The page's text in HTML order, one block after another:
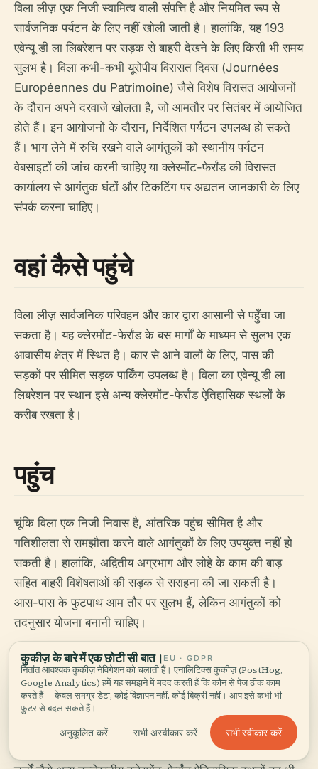
विला लीज़ एक निजी स्वामित्व वाली संपत्ति है और नियमित रूप से
सार्वजनिक पर्यटन के लिए नहीं खोली जाती है। हालांकि, यह 193
एवेन्यू डी ला लिबरेशन पर सड़क से बाहरी देखने के लिए किसी भी समय
सुलभ है। विला कभी-कभी यूरोपीय विरासत दिवस (Journées
Européennes du Patrimoine) जैसे विशेष विरासत आयोजनों
के दौरान अपने दरवाजे खोलता है, जो आमतौर पर सितंबर में आयोजित
होते हैं। इन आयोजनों के दौरान, निर्देशित पर्यटन उपलब्ध हो सकते
हैं। भाग लेने में रुचि रखने वाले आगंतुकों को स्थानीय पर्यटन
वेबसाइटों की जांच करनी चाहिए या क्लेरमोंट-फेर्रांड की विरासत
कार्यालय से आगंतुक घंटों और टिकटिंग पर अद्यतन जानकारी के लिए
संपर्क करना चाहिए।
वहां कैसे पहुंचे
विला लीज़ सार्वजनिक परिवहन और कार द्वारा आसानी से पहुँचा जा
सकता है। यह क्लेरमोंट-फेर्रांड के बस मार्गों के माध्यम से सुलभ एक
आवासीय क्षेत्र में स्थित है। कार से आने वालों के लिए, पास की
सड़कों पर सीमित सड़क पार्किंग उपलब्ध है। विला का एवेन्यू डी ला
लिबरेशन पर स्थान इसे अन्य क्लेरमोंट-फेर्रांड ऐतिहासिक स्थलों के
करीब रखता है।
पहुंच
चूंकि विला एक निजी निवास है, आंतरिक पहुंच सीमित है और
गतिशीलता से समझौता करने वाले आगंतुकों के लिए उपयुक्त नहीं हो
सकती है। हालांकि, अद्वितीय अग्रभाग और लोहे के काम की बाड़
सहित बाहरी विशेषताओं की सड़क से सराहना की जा सकती है।
आस-पास के फुटपाथ आम तौर पर सुलभ हैं, लेकिन आगंतुकों को
तदनुसार योजना बनानी चाहिए।
आस-पास के आकर्षण
विला लीज़ के आगंतुक क्लेरमोंट-कैथेड्रल नोट्रे-डेम-डे-
ल'अस्समप्शन, म्यूसी डी'आर्ट रोजर क्विलियट, और विभिन्न रोमनस्क
कुकीज़ के बारे में एक छोटी सी बात। EU · GDPR
नितांत आवश्यक कुकीज़ नेविगेशन को चलाती हैं। एनालिटिक्स कुकीज़ (PostHog,
Google Analytics) हमें यह समझने में मदद करती हैं कि कौन से पेज ठीक काम
करते हैं — केवल समग्र डेटा, कोई विज्ञापन नहीं, कोई बिक्री नहीं। आप इसे कभी भी
फ़ुटर से बदल सकते हैं।
अनुकूलित करें सभी अस्वीकार करें सभी स्वीकार करें